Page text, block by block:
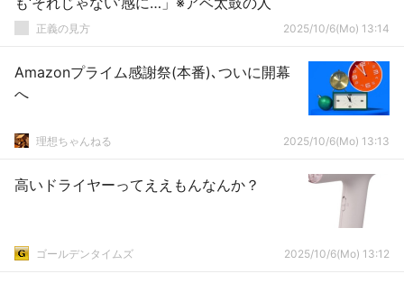
正義の見方 2025/10/6(Mo) 13:14
Amazonプライム感謝祭(本番)､ついに開幕
へ
理想ちゃんねる 2025/10/6(Mo) 13:13
高いドライヤーってええもんなんか？
ゴールデンタイムズ 2025/10/6(Mo) 13:12